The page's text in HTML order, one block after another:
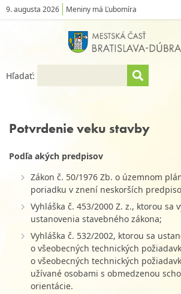
9. augusta 2026 Meniny má Ľubomíra
Hľadať:
Potvrdenie veku stavby
Podľa akých predpisov
Zákon č. 50/1976 Zb. o územnom
poriadku v znení neskorších
Vyhláška č. 453/2000 Z. z., ktorou sa
ustanovenia stavebného zákona;
Vyhláška č. 532/2002, ktorou sa
o všeobecných technických
o všeobecných technických
užívané osobami s obmedzenou
orientácie.